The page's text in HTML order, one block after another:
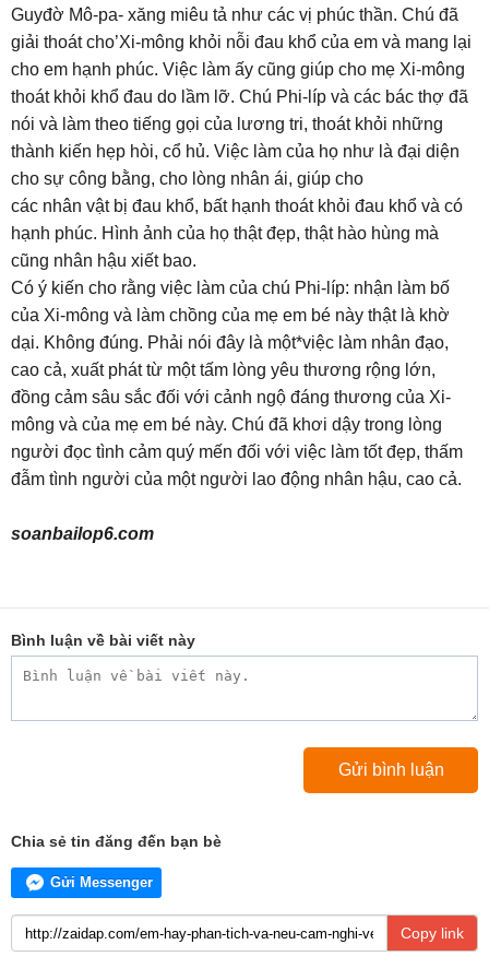
Guyđờ Mô-pa- xăng miêu tả như các vị phúc thần. Chú đã
giải thoát cho’Xi-mông khỏi nỗi đau khổ của em và mang lại
cho em hạnh phúc. Việc làm ấy cũng giúp cho mẹ Xi-mông
thoát khỏi khổ đau do lầm lỡ. Chú Phi-líp và các bác thợ đã
nói và làm theo tiếng gọi của lương tri, thoát khỏi những
thành kiến hẹp hòi, cổ hủ. Việc làm của họ như là đại diện
cho sự công bằng, cho lòng nhân ái, giúp cho
các nhân vật bị đau khổ, bất hạnh thoát khỏi đau khổ và có
hạnh phúc. Hình ảnh của họ thật đẹp, thật hào hùng mà
cũng nhân hậu xiết bao.
Có ý kiến cho rằng việc làm của chú Phi-líp: nhận làm bố
của Xi-mông và làm chồng của mẹ em bé này thật là khờ
dại. Không đúng. Phải nói đây là một*việc làm nhân đạo,
cao cả, xuất phát từ một tấm lòng yêu thương rộng lớn,
đồng cảm sâu sắc đối với cảnh ngộ đáng thương của Xi-
mông và của mẹ em bé này. Chú đã khơi dậy trong lòng
người đọc tình cảm quý mến đối với việc làm tốt đẹp, thấm
đẫm tình người của một người lao động nhân hậu, cao cả.
soanbailop6.com
Bình luận về bài viết này
Chia sẻ tin đăng đến bạn bè
Gửi Messenger
Copy link